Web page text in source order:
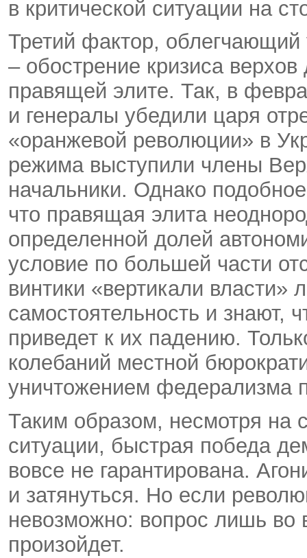
в критической ситуации на
Третий фактор, облегчающий
– обострение кризиса
правящей элите. Так, в
и генералы убедили царя
«оранжевой революции» в
режима выступили члены
начальники. Однако
что правящая элита
определенной долей
условие по большей части
винтики «вертикали
самостоятельность и знают,
приведет к их падению.
колебаний местной
уничтожением федерализма
Таким образом, несмотря на
ситуации, быстрая победа
вовсе не гарантирована.
и затянуться. Но если
невозможно: вопрос лишь
произойдет.